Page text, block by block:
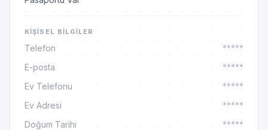
KIŞISEL BILGILER
Telefon
*****
E-posta
*****
Ev Telefonu
*****
Ev Adresi
*****
Doğum Tarihi
*****